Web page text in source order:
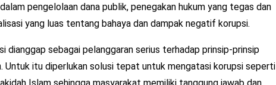
pengelolaan dana publik, penegakan hukum yang tegas dan
yang luas tentang bahaya dan dampak negatif korupsi.
dianggap sebagai pelanggaran serius terhadap prinsip-prinsip
Untuk itu diperlukan solusi tepat untuk mengatasi korupsi seperti
Islam sehingga masyarakat memiliki tanggung jawab dan